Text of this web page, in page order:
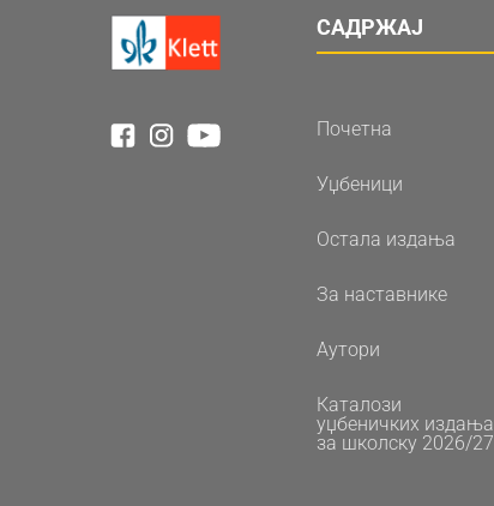
САДРЖАЈ
Почетна
Уџбеници
Остала издања
За наставнике
Аутори
Каталози
уџбеничких издања
за школску 2026/27.